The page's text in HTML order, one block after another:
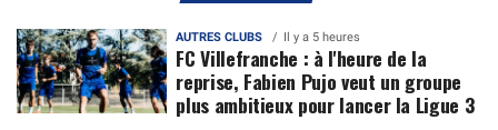
AUTRES CLUBS Il y a 5 heures
FC Villefranche : à l'heure de la
reprise, Fabien Pujo veut un groupe
plus ambitieux pour lancer la Ligue 3